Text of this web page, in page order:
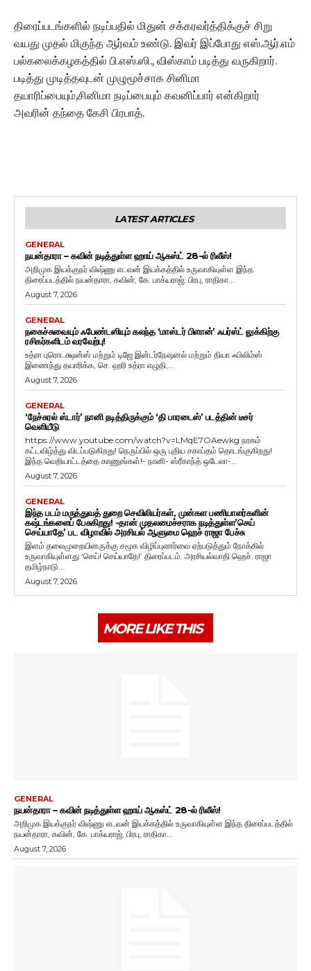
திரைப்படங்களில் நடிப்பதில் மிதுன் சக்கரவர்த்திக்குச் சிறு
வயது முதல் மிகுந்த ஆர்வம் உண்டு. இவர் இப்போது எஸ்.ஆர்.எம்
பல்கலைக்கழகத்தில் பி.எஸ்.ஸி., விஸ்காம் படித்து வருகிறார்.
படித்து முடித்தவுடன் முழுமூச்சாக சினிமா
தயாரிப்பையும்,சினிமா நடிப்பையும் கவனிப்பார் என்கிறார்
அவரின் தந்தை கேசி பிரபாத்.
LATEST ARTICLES
GENERAL
நயன்தாரா – கவின் நடித்துள்ள ஹாய் ஆகஸ்ட் 28-ல் ரிலீஸ்!
அறிமுக இயக்குநர் விஷ்ணு எடவன் இயக்கத்தில் உருவாகியுள்ள இந்த
திரைப்படத்தில் நயன்தாரா, கவின், கே. பாக்யராஜ், பிரபு, ராதிகா...
August 7, 2026
GENERAL
நகைச்சுவையும் ஃபேண்டஸியும் கலந்த ‘மாஸ்டர் பிளான்’ ஃபர்ஸ்ட் லுக்கிற்கு
ரசிகர்களிடம் வரவேற்பு!
உத்ரா புரொடக்ஷன்ஸ் மற்றும் டிஜே இன்டர்நேஷனல் மற்றும் தியா ஃபிலிம்ஸ்
இணைந்து தயாரிக்க, செ. ஹரி உத்ரா எழுதி,...
August 7, 2026
GENERAL
‘நேச்சுரல் ஸ்டார்’ நானி நடித்திருக்கும் ‘தி பாரடைஸ்’ படத்தின் டீசர்
வெளியீடு
https://www.youtube.com/watch?v=LMqE7OAewkg நரகம்
கட்டவிழ்த்து விடப்படுகிறது! நெருப்பில் ஒரு புதிய சகாப்தம் தொடங்குகிறது!
இந்த வெறியாட்டத்தை காணுங்கள்!- நானி- ஸ்ரீகாந்த் ஒடேலா-...
August 7, 2026
GENERAL
இந்த படம் மருத்துவத் துறை செவிலியர்கள், முன்கள பணியாளர்களின்
கஷ்டங்களைப் பேசுகிறது! -தான் முதலமைச்சராக நடித்துள்ள’செய்
செய்யாதே’ பட விழாவில் அரசியல் ஆளுமை ஹெச் ராஜா பேச்சு
இளம் தலைமுறையினருக்கு சமூக விழிப்புணர்வை ஏற்படுத்தும் நோக்கில்
உருவாகியுள்ளது ‘செய்! செய்யாதே!’ திரைப்படம். அரசியல்வாதி ஹெச். ராஜா
தமிழ்நாடு...
August 7, 2026
MORE LIKE THIS
GENERAL
நயன்தாரா – கவின் நடித்துள்ள ஹாய் ஆகஸ்ட் 28-ல் ரிலீஸ்!
அறிமுக இயக்குநர் விஷ்ணு எடவன் இயக்கத்தில் உருவாகியுள்ள இந்த திரைப்படத்தில்
நயன்தாரா, கவின், கே. பாக்யராஜ், பிரபு, ராதிகா...
August 7, 2026